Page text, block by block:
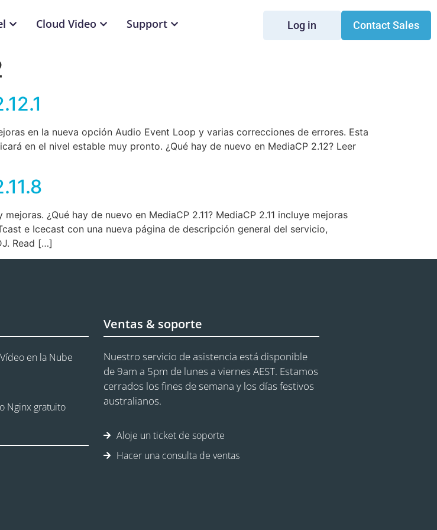
Cloud Video Support Log in Contact Sales
en la nueva opción Audio Event Loop y varias correcciones de errores. Esta
en el nivel estable muy pronto. ¿Qué hay de nuevo en MediaCP 2.12? Leer
¿Qué hay de nuevo en MediaCP 2.11? MediaCP 2.11 incluye mejoras
e Icecast con una nueva página de descripción general del servicio,
Read […]
en la Nube
Nginx gratuito
Ventas & soporte
Nuestro servicio de asistencia está disponible
de 9am a 5pm de lunes a viernes AEST. Estamos
cerrados los fines de semana y los días festivos
australianos.
Aloje un ticket de soporte
Hacer una consulta de ventas